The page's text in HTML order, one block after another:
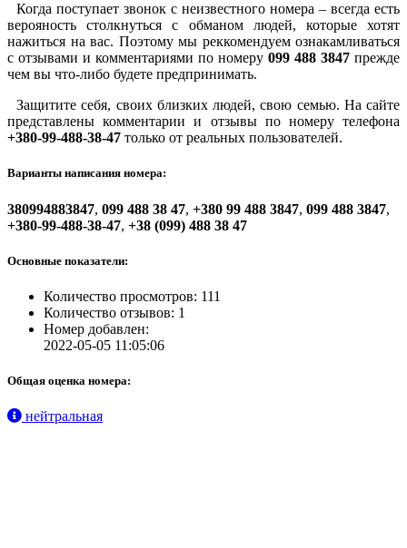
Когда поступает звонок с неизвестного номера – всегда есть
верояность столкнуться с обманом людей, которые хотят
нажиться на вас. Поэтому мы реккомендуем ознакамливаться
с отзывами и комментариями по номеру 099 488 3847 прежде
чем вы что-либо будете предпринимать.
Защитите себя, своих близких людей, свою семью. На сайте
представлены комментарии и отзывы по номеру телефона
+380-99-488-38-47 только от реальных пользователей.
Варианты написания номера:
380994883847, 099 488 38 47, +380 99 488 3847, 099 488 3847,
+380-99-488-38-47, +38 (099) 488 38 47
Основные показатели:
Количество просмотров: 111
Количество отзывов: 1
Номер добавлен:
2022-05-05 11:05:06
Общая оценка номера:
нейтральная